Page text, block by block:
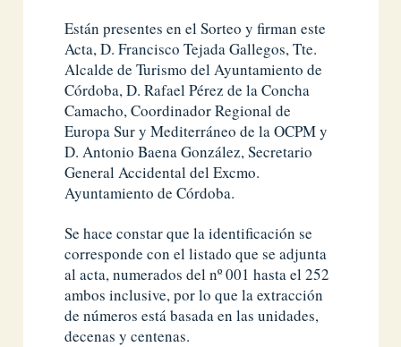
Están presentes en el Sorteo y firman este
Acta, D. Francisco Tejada Gallegos, Tte.
Alcalde de Turismo del Ayuntamiento de
Córdoba, D. Rafael Pérez de la Concha
Camacho, Coordinador Regional de
Europa Sur y Mediterráneo de la OCPM y
D. Antonio Baena González, Secretario
General Accidental del Excmo.
Ayuntamiento de Córdoba.
Se hace constar que la identificación se
corresponde con el listado que se adjunta
al acta, numerados del nº 001 hasta el 252
ambos inclusive, por lo que la extracción
de números está basada en las unidades,
decenas y centenas.